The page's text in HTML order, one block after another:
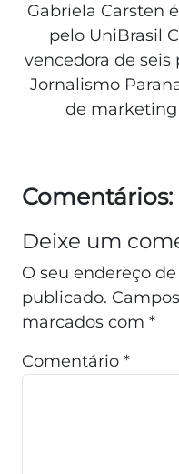
Gabriela Carsten
pelo UniBrasil
vencedora de seis
Jornalismo
de
Comentários:
Deixe um
O seu endereço
publicado.
marcados com *
Comentário *